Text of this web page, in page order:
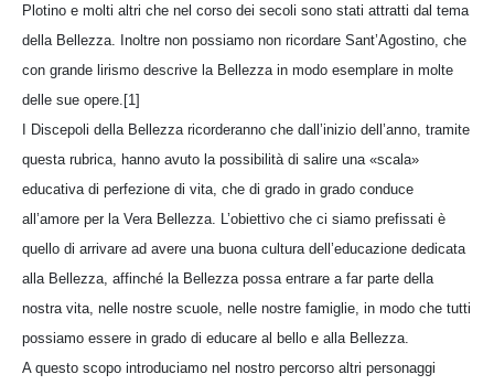
Plotino e molti altri che nel corso dei secoli sono stati attratti dal tema
della Bellezza. Inoltre non possiamo non ricordare Sant’Agostino, che
con grande lirismo descrive la Bellezza in modo esemplare in molte
delle sue opere.[1]
I Discepoli della Bellezza ricorderanno che dall’inizio dell’anno, tramite
questa rubrica, hanno avuto la possibilità di salire una «scala»
educativa di perfezione di vita, che di grado in grado conduce
all’amore per la Vera Bellezza. L’obiettivo che ci siamo prefissati è
quello di arrivare ad avere una buona cultura dell’educazione dedicata
alla Bellezza, affinché la Bellezza possa entrare a far parte della
nostra vita, nelle nostre scuole, nelle nostre famiglie, in modo che tutti
possiamo essere in grado di educare al bello e alla Bellezza.
A questo scopo introduciamo nel nostro percorso altri personaggi